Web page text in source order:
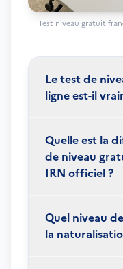
Test niveau gratuit
Le test de
ligne est-il
Quelle est la
de niveau
IRN officiel ?
Quel niveau
la